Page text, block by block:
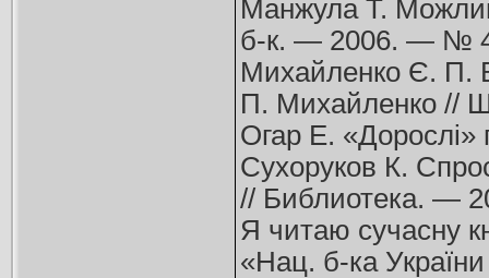
Манжула Т.
б-к. — 2006. — №
Михайленко Є. П.
П. Михайленко //
Огар Е.
Сухоруков К.
// Библиотека. —
Я читаю сучасну
«Нац. б-ка